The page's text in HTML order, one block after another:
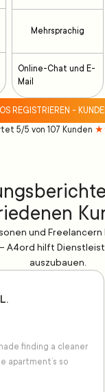
Mehrsprachig
Online-Chat und E-
Mail
REGISTRIEREN -
5/5 von 107 Kunden
und Freelancern
A4ord hilft
auszubauen.
finding a cleaner
apartment’s so